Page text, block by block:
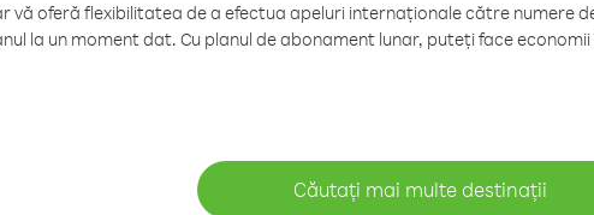
vă oferă flexibilitatea de a efectua apeluri internaționale către numere
la un moment dat. Cu planul de abonament lunar, puteți face
Căutați mai multe destinații